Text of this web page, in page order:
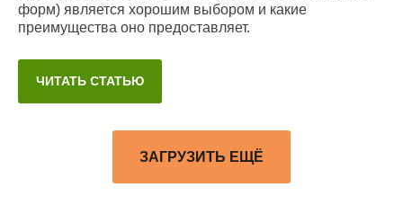
форм) является хорошим выбором и какие
преимущества оно предоставляет.
ЧИТАТЬ СТАТЬЮ
ЗАГРУЗИТЬ ЕЩЁ